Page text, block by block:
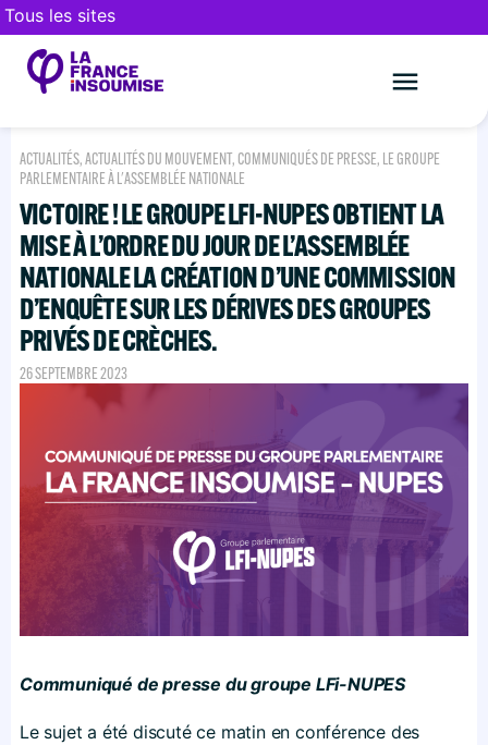
Tous les sites
ACTUALITÉS,ACTUALITÉS DU MOUVEMENT, COMMUNIQUÉS DE PRESSE, LE GROUPE
PARLEMENTAIRE À L'ASSEMBLÉE NATIONALE
VICTOIRE ! LE GROUPE LFI-NUPES OBTIENT LA
MISE À L’ORDRE DU JOUR DE L’ASSEMBLÉE
NATIONALE LA CRÉATION D’UNE COMMISSION
D’ENQUÊTE SUR LES DÉRIVES DES GROUPES
PRIVÉS DE CRÈCHES.
26 SEPTEMBRE 2023
Communiqué de presse du groupe LFi-NUPES
Le sujet a été discuté ce matin en conférence des